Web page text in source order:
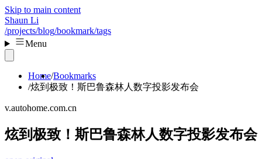
Skip to main content
Shaun Li
/projects/blog/bookmark/tags
Menu
Home Bookmarks
炫到极致！斯巴鲁森林人数字投影发布会
v.autohome.com.cn
炫到极致！斯巴鲁森林人数字投影发布会